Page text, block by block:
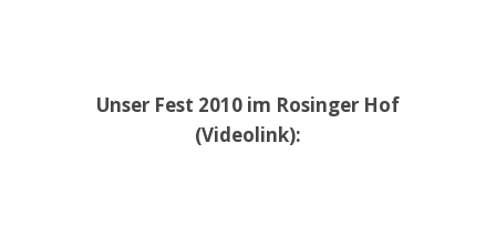
Unser Fest 2010 im Rosinger Hof
(Videolink):